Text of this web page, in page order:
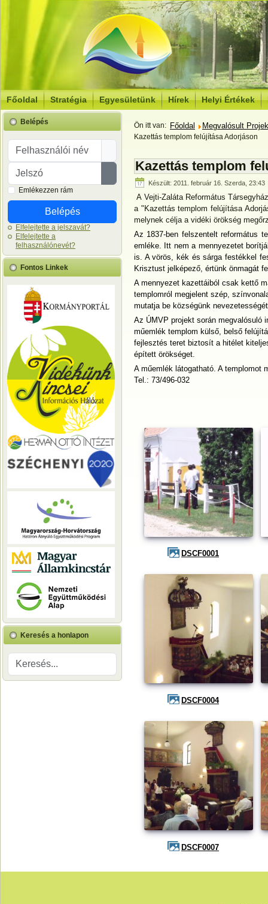
Főoldal Stratégia Egyesületünk Hírek Helyi Értékek
Belépés
Felhasználói név
Jelszó
Jelszó megjelenítése
Emlékezzen rám
Belépés
Elfelejtette a jelszavát?
Elfelejtette a
felhasználónevét?
Fontos Linkek
Keresés a honlapon
Ön itt van: Főoldal Megvalósult
Kazettás templom felújítása Adorjáson
Kazettás templom
Készült: 2011. február 16. Szerda, 23:43
A Vejti-Zaláta Református
a "Kazettás templom felújítása
melynek célja a vidéki örökség
Az 1837-ben felszentelt református
emléke. Itt nem a mennyezetet
is. A vörös, kék és sárga festékkel
Krisztust jelképező, értünk önmagát
A mennyezet kazettáiból csak kettő
templomról megjelent szép,
mutatja be községünk
Az ÚMVP projekt során megvalósuló
műemlék templom külső, belső
fejlesztés teret biztosít a hitélet
épített örökséget.
A műemlék látogatható. A templomot
Tel.: 73/496-032
DSCF0001
DSCF0004
DSCF0007